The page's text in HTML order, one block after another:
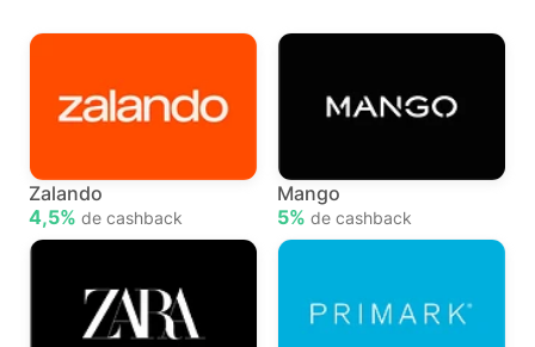
Zalando
4,5% de cashback
Mango
5% de cashback